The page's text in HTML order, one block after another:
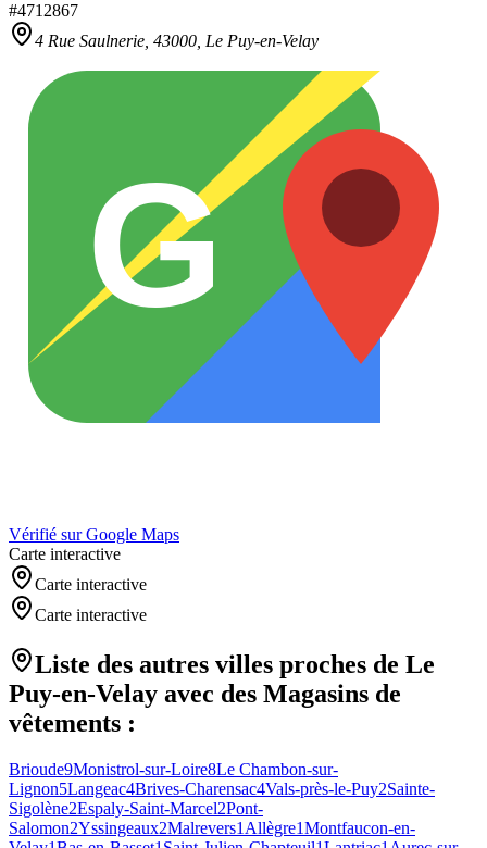
#4712867
4 Rue Saulnerie, 43000, Le Puy-en-Velay
G
Vérifié sur Google Maps
Carte interactive
Carte interactive
Carte interactive
Liste des autres villes proches de Le
Puy-en-Velay avec des Magasins de
vêtements :
Brioude9Monistrol-sur-Loire8Le Chambon-sur-
Lignon5Langeac4Brives-Charensac4Vals-près-le-Puy2Sainte-
Sigolène2Espaly-Saint-Marcel2Pont-
Salomon2Yssingeaux2Malrevers1 Allègre1Montfaucon-en-